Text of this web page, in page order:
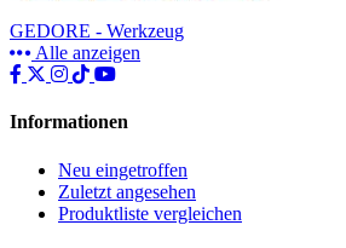
GEDORE - Werkzeug
Alle anzeigen
Informationen
Neu eingetroffen
Zuletzt angesehen
Produktliste vergleichen